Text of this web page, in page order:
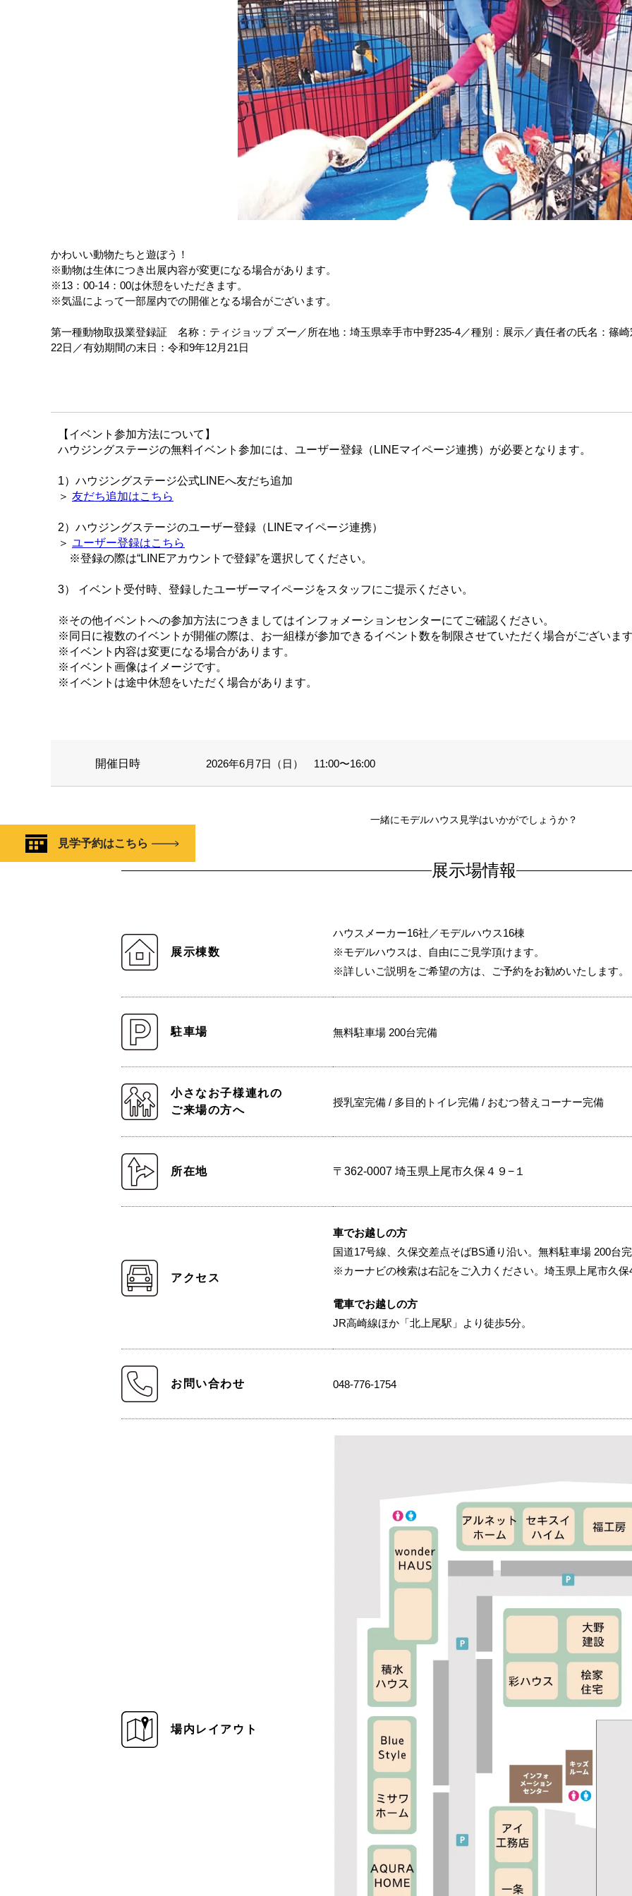
かわいい動物たちと遊ぼう！
※動物は生体につき出展内容が変更になる場合があります。
※13：00-14：00は休憩をいただきます。
※気温によって一部屋内での開催となる場合がございます。
第一種動物取扱業登録証 名称：ティジョップ ズー／所在地：埼玉県幸手市中野235‐4／種別：展示／責任者の氏名：篠
22日／有効期間の末日：令和9年12月21日
【イベント参加方法について】
ハウジングステージの無料イベント参加には、ユーザー登録（LINEマイページ連携）が必要となります。
1）ハウジングステージ公式LINEへ友だち追加
＞ 友だち追加はこちら
2）ハウジングステージのユーザー登録（LINEマイページ連携）
＞ ユーザー登録はこちら
※登録の際は“LINEアカウントで登録”を選択してください。
3） イベント受付時、登録したユーザーマイページをスタッフにご提示ください。
※その他イベントへの参加方法につきましてはインフォメーションセンターにてご確認ください。
※同日に複数のイベントが開催の際は、お一組様が参加できるイベント数を制限させていただく場合がございま
※イベント内容は変更になる場合があります。
※イベント画像はイメージです。
※イベントは途中休憩をいただく場合があります。
開催日時 2026年6月7日（日） 11:00〜16:00
一緒にモデルハウス見学はいかがでしょうか？
見学予約はこちら
展示場情報
展示棟数
ハウスメーカー16社／モデルハウス16棟
※モデルハウスは、自由にご見学頂けます。
※詳しいご説明をご希望の方は、ご予約をお勧めいたします。
駐車場 無料駐車場 200台完備
小さなお子様連れの
ご来場の方へ
授乳室完備 / 多目的トイレ完備 / おむつ替えコーナー完備
所在地 〒362-0007 埼玉県上尾市久保４９−１
アクセス
車でお越しの方
国道17号線、久保交差点そばBS通り沿い。無料駐車場 200台
※カーナビの検索は右記をご入力ください。埼玉県上尾市久保
電車でお越しの方
JR高崎線ほか「北上尾駅」より徒歩5分。
お問い合わせ 048-776-1754
場内レイアウト